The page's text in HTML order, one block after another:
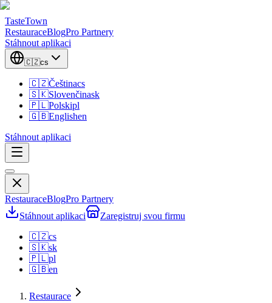
TasteTown
RestauraceBlogPro Partnery
Stáhnout aplikaci
🇨🇿cs
🇨🇿Češtinacs
🇸🇰Slovenčinask
🇵🇱Polskipl
🇬🇧Englishen
Stáhnout aplikaci
RestauraceBlogPro Partnery
Stáhnout aplikaci
Zaregistruj svou firmu
🇨🇿cs
🇸🇰sk
🇵🇱pl
🇬🇧en
Restaurace